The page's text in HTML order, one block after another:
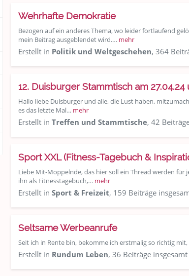
Wehrhafte Demokratie
Bezogen auf ein anderes Thema, wo leider fortlaufend
mein Beitrag ausgeblendet wird.… mehr
Erstellt in Politik und Weltgeschehen, 364
12. Duisburger Stammtisch am
Hallo liebe Duisburger und alle, die Lust haben,
es das letzte Mal… mehr
Erstellt in Treffen und Stammtische, 42
Sport XXL (Fitness-Tagebuch &
Liebe Mit-Moppelnde, das hier soll ein Thread werden
ihn als Fitnesstagebuch,… mehr
Erstellt in Sport & Freizeit, 159 Beiträge
Seltsame Werbeanrufe
Seit ich in Rente bin, bekomme ich erstmalig so richtig
Erstellt in Rundum Leben, 36 Beiträge insgesamt